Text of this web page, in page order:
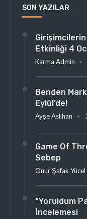
SON YAZILAR
Etkinliği 4
Karma Admin
Benden
Eylül’de!
Ayşe Aslıhan
Game Of
Sebep
Onur Şafak Yücel
“Yoruldum
İncelemesi